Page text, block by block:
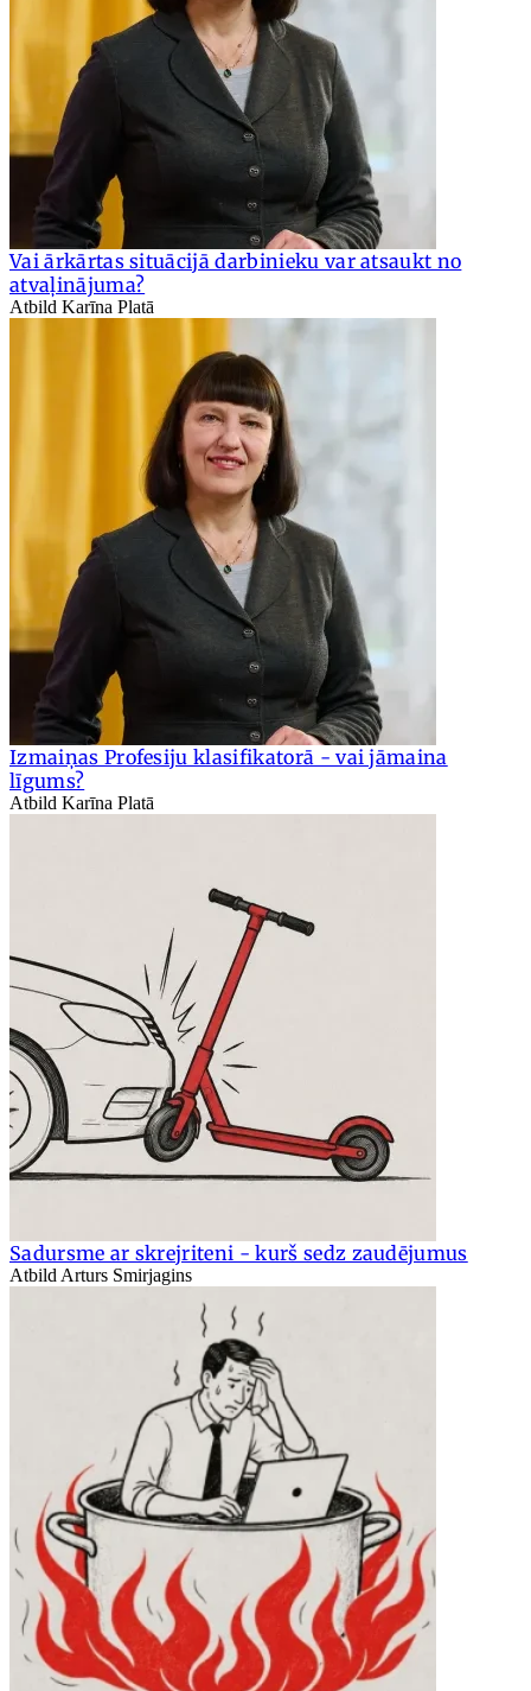
Vai ārkārtas situācijā darbinieku var atsaukt no
atvaļinājuma?
Atbild Karīna Platā
Izmaiņas Profesiju klasifikatorā - vai jāmaina
līgums?
Atbild Karīna Platā
Sadursme ar skrejriteni - kurš sedz zaudējumus
Atbild Arturs Smirjagins